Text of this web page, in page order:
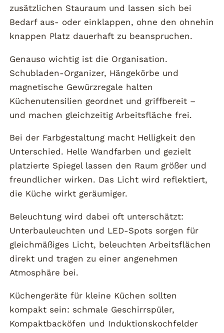
zusätzlichen Stauraum und lassen sich bei
Bedarf aus- oder einklappen, ohne den ohnehin
knappen Platz dauerhaft zu beanspruchen.
Genauso wichtig ist die Organisation.
Schubladen-Organizer, Hängekörbe und
magnetische Gewürzregale halten
Küchenutensilien geordnet und griffbereit –
und machen gleichzeitig Arbeitsfläche frei.
Bei der Farbgestaltung macht Helligkeit den
Unterschied. Helle Wandfarben und gezielt
platzierte Spiegel lassen den Raum größer und
freundlicher wirken. Das Licht wird reflektiert,
die Küche wirkt geräumiger.
Beleuchtung wird dabei oft unterschätzt:
Unterbauleuchten und LED-Spots sorgen für
gleichmäßiges Licht, beleuchten Arbeitsflächen
direkt und tragen zu einer angenehmen
Atmosphäre bei.
Küchengeräte für kleine Küchen sollten
kompakt sein: schmale Geschirrspüler,
Kompaktbacköfen und Induktionskochfelder